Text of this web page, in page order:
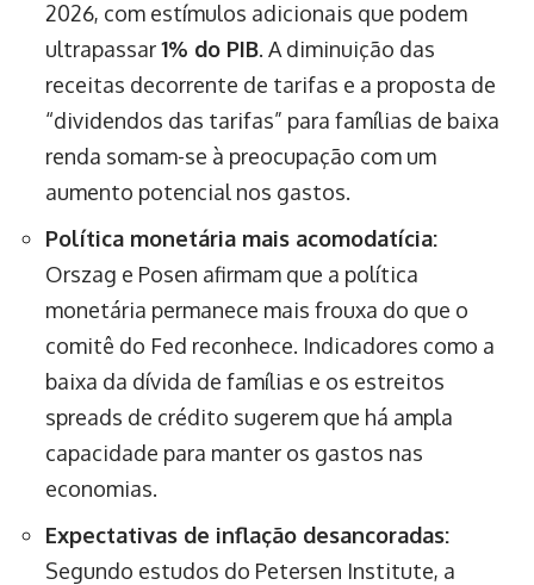
2026, com estímulos adicionais que podem
ultrapassar1% do PIB. A diminuição das
receitas decorrente de tarifas e a proposta de
“dividendos das tarifas” para famílias de baixa
renda somam-se à preocupação com um
aumento potencial nos gastos.
Política monetária mais acomodatícia:
Orszag e Posen afirmam que a política
monetária permanece mais frouxa do que o
comitê do Fed reconhece. Indicadores como a
baixa da dívida de famílias e os estreitos
spreads de crédito sugerem que há ampla
capacidade para manter os gastos nas
economias.
Expectativas de inflação desancoradas:
Segundo estudos do Petersen Institute, a